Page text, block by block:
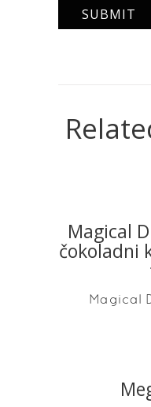
Magical
čokoladni
Magical